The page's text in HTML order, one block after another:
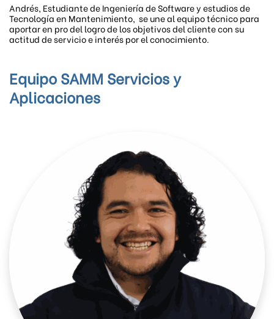
Andrés, Estudiante de Ingeniería de Software y estudios de
Tecnología en Mantenimiento, se une al equipo técnico para
aportar en pro del logro de los objetivos del cliente con su
actitud de servicio e interés por el conocimiento.
Equipo SAMM Servicios y
Aplicaciones